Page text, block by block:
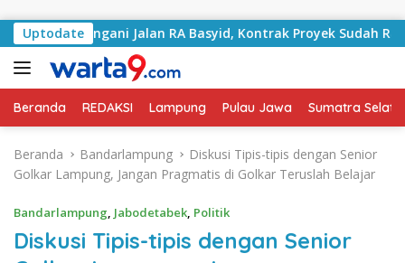
Uptodate
Tangani Jalan RA Basyid, Kontrak Proyek Sudah Rampung
Beranda REDAKSI Lampung Pulau Jawa Sumatra
Beranda Bandarlampung
Diskusi Tipis-tipis dengan Senior
Golkar Lampung, Jangan Pragmatis di Golkar Teruslah Belajar
Bandarlampung, Jabodetabek, Politik
Diskusi Tipis-tipis dengan Senior